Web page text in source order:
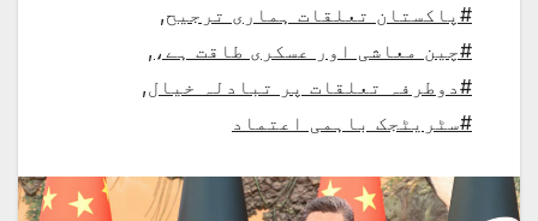
#پاکستان تعلقات ہماری ترجیح,
#چین معاشی اور عسکری طاقت ہے، ,
#دوطرفہ تعلقات پر تبادلہ خیال,
#سٹریٹجک باہمی اعتماد